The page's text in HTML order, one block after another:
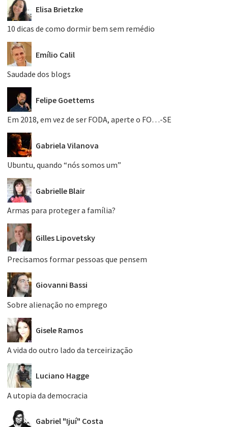
Elisa Brietzke
10 dicas de como dormir bem sem remédio
Emílio Calil
Saudade dos blogs
Felipe Goettems
Em 2018, em vez de ser FODA, aperte o FO…-SE
Gabriela Vilanova
Ubuntu, quando “nós somos um”
Gabrielle Blair
Armas para proteger a família?
Gilles Lipovetsky
Precisamos formar pessoas que pensem
Giovanni Bassi
Sobre alienação no emprego
Gisele Ramos
A vida do outro lado da terceirização
Luciano Hagge
A utopia da democracia
Gabriel "Ijuí" Costa